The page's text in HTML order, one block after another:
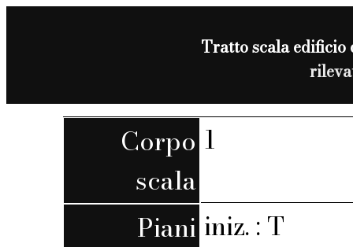
Tratto scala edificio
Corpo
scala
1
Piani iniz. : T